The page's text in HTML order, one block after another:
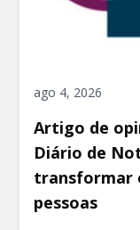
ago 4, 2026
Artigo de
Diário de
transformar
pessoas